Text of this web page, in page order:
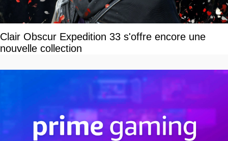
Clair Obscur Expedition 33 s'offre encore une
nouvelle collection